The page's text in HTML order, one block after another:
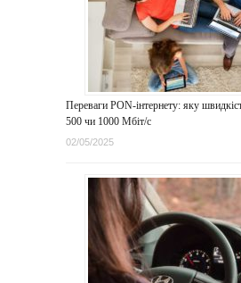
Переваги PON-інтернету: яку
500 чи 1000 Мбіт/с
02/05/2025